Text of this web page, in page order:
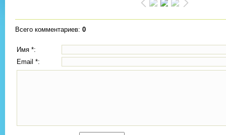
Всего комментариев: 0
Имя *:
Email *: